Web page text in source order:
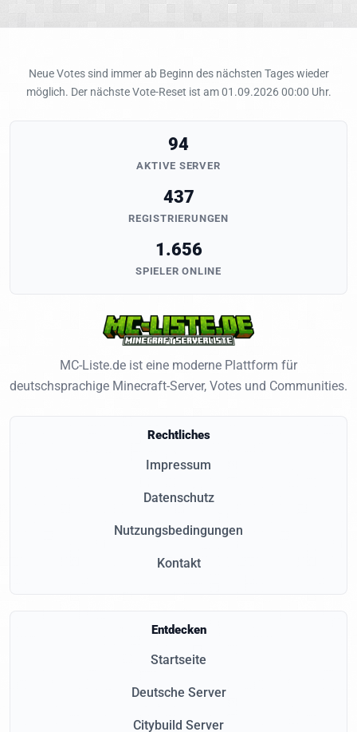
Neue Votes sind immer ab Beginn des nächsten Tages wieder
möglich. Der nächste Vote-Reset ist am 01.09.2026 00:00 Uhr.
94
AKTIVE SERVER
437
REGISTRIERUNGEN
1.656
SPIELER ONLINE
MC-Liste.de ist eine moderne Plattform für
deutschsprachige Minecraft-Server, Votes und Communities.
Rechtliches
Impressum
Datenschutz
Nutzungsbedingungen
Kontakt
Entdecken
Startseite
Deutsche Server
Citybuild Server